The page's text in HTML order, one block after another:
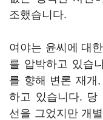
조했습니다.
여야는 윤씨에 대
를 압박하고 있습
를 향해 변론 재개
하고 있습니다. 당
선을 그었지만 개